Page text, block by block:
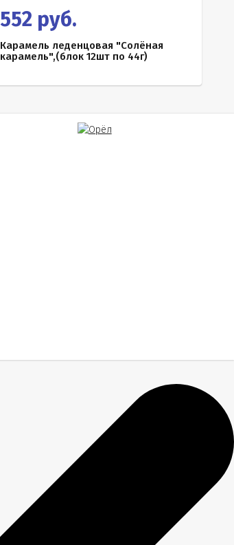
552 руб.
Карамель леденцовая "Солёная
карамель",(блок 12шт по 44г)